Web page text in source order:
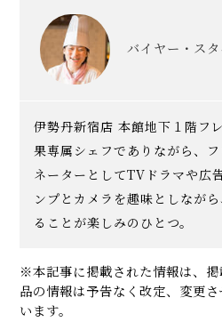
バイヤー・ス
伊勢丹新宿店 本館地下１階フ
果専属シェフでありながら、
ネーターとしてTVドラマや広
ンプとカメラを趣味としなが
ることが楽しみのひとつ。
※本記事に掲載された情報は、
品の情報は予告なく改定、変更
います。